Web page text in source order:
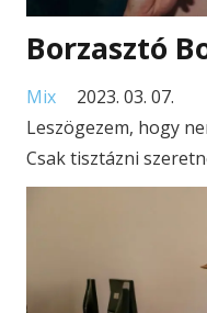
Borzasztó
Mix
2023. 03. 07.
Leszögezem, hogy
Csak tisztázni